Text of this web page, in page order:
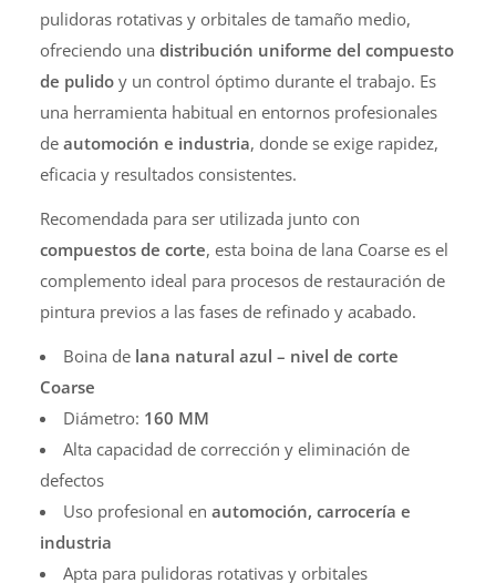
pulidoras rotativas y orbitales de tamaño medio,
ofreciendo una distribución uniforme del compuesto
de pulido y un control óptimo durante el trabajo. Es
una herramienta habitual en entornos profesionales
de automoción e industria, donde se exige rapidez,
eficacia y resultados consistentes.
Recomendada para ser utilizada junto con
compuestos de corte, esta boina de lana Coarse es el
complemento ideal para procesos de restauración de
pintura previos a las fases de refinado y acabado.
Boina de lana natural azul – nivel de corte
Coarse
Diámetro: 160 MM
Alta capacidad de corrección y eliminación de
defectos
Uso profesional en automoción, carrocería e
industria
Apta para pulidoras rotativas y orbitales